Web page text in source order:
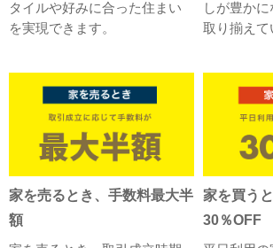
タイルや好みに合った住まい
を実現できます。
しが豊か
取り揃えて
家を売るとき、手数料最大半
額
家を買う
30％OFF